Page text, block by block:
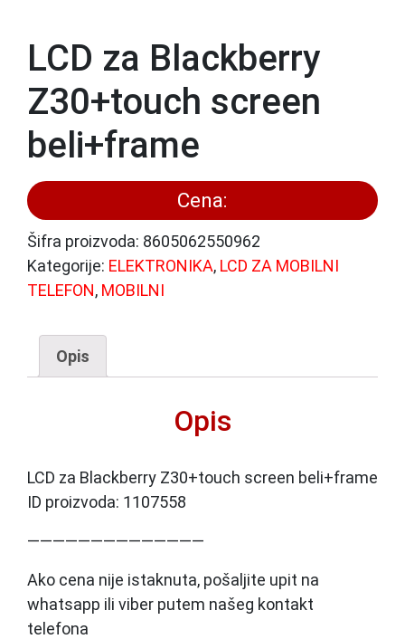
LCD za Blackberry
Z30+touch screen
beli+frame
Cena:
Šifra proizvoda: 8605062550962
Kategorije: ELEKTRONIKA, LCD ZA MOBILNI
TELEFON, MOBILNI
Opis
Opis
LCD za Blackberry Z30+touch screen beli+frame
ID proizvoda: 1107558
——————————————
Ako cena nije istaknuta, pošaljite upit na
whatsapp ili viber putem našeg kontakt
telefona